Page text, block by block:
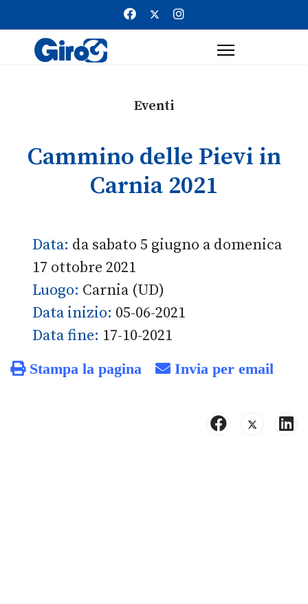
Eventi
Cammino delle Pievi in
Carnia 2021
Data: da sabato 5 giugno a domenica
17 ottobre 2021
Luogo: Carnia (UD)
Data inizio: 05-06-2021
Data fine: 17-10-2021
Stampa la pagina Invia per email